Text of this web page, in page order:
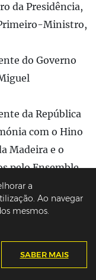
a
Ao navegar
mesmos.
SABER MAIS
da Presidência,
Ministro,
do Governo
da República
com o Hino
Madeira e o
pelo Ensemble
da